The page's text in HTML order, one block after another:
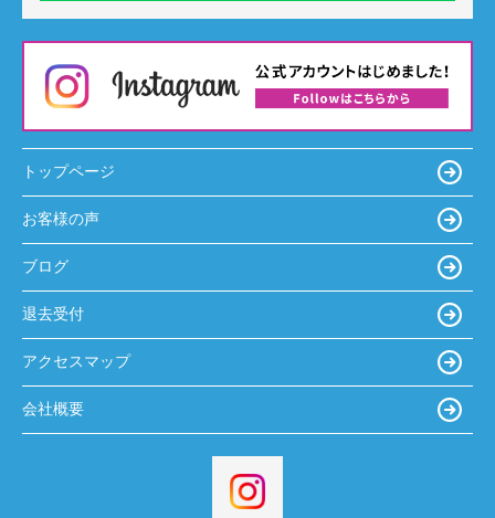
トップページ
お客様の声
ブログ
退去受付
アクセスマップ
会社概要